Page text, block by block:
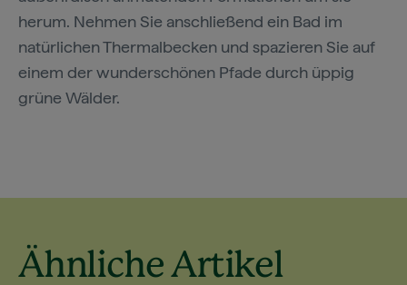
herum. Nehmen Sie anschließend ein Bad im
natürlichen Thermalbecken und spazieren Sie auf
einem der wunderschönen Pfade durch üppig
grüne Wälder.
Ähnliche Artikel